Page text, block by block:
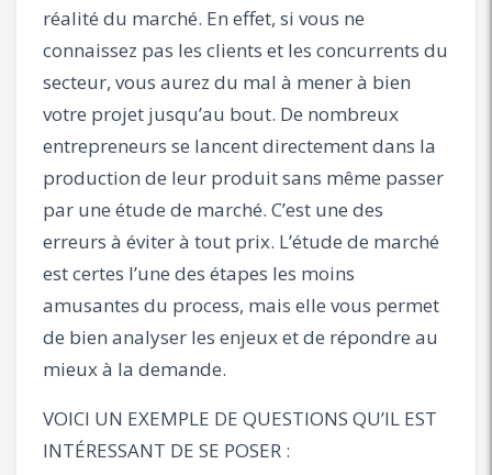
réalité du marché. En effet, si vous ne
connaissez pas les clients et les concurrents du
secteur, vous aurez du mal à mener à bien
votre projet jusqu’au bout. De nombreux
entrepreneurs se lancent directement dans la
production de leur produit sans même passer
par une étude de marché. C’est une des
erreurs à éviter à tout prix. L’étude de marché
est certes l’une des étapes les moins
amusantes du process, mais elle vous permet
de bien analyser les enjeux et de répondre au
mieux à la demande.
VOICI UN EXEMPLE DE QUESTIONS QU’IL EST
INTÉRESSANT DE SE POSER :